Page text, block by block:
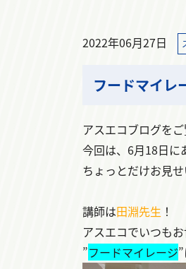
2022年06月27日
フードマイレ
アスエコブログを
今回は、6月18日に
ちょっとだけお見せ
講師は田淵先生 ！
アスエコでいつも
”フードマイレージ